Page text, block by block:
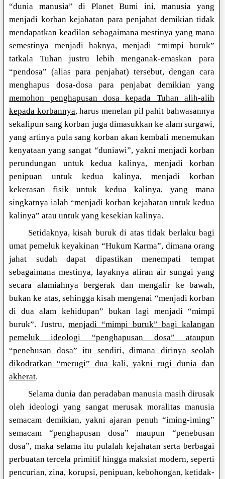
“dunia manusia” di Planet Bumi ini, manusia yang
menjadi korban kejahatan para penjahat demikian tidak
mendapatkan keadilan sebagaimana mestinya yang mana
semestinya menjadi haknya, menjadi “mimpi buruk”
tatkala Tuhan justru lebih menganak-emaskan para
“pendosa” (alias para penjahat) tersebut, dengan cara
menghapus dosa-dosa para penjabat demikian yang
memohon penghapusan dosa kepada Tuhan alih-alih
kepada korbannya, harus menelan pil pahit bahwasannya
sekalipun sang korban juga dimasukkan ke alam surgawi,
yang artinya pula sang korban akan kembali menemukan
kenyataan yang sangat “duniawi”, yakni menjadi korban
perundungan untuk kedua kalinya, menjadi korban
penipuan untuk kedua kalinya, menjadi korban
kekerasan fisik untuk kedua kalinya, yang mana
singkatnya ialah “menjadi korban kejahatan untuk kedua
kalinya” atau untuk yang kesekian kalinya.
Setidaknya, kisah buruk di atas tidak berlaku bagi
umat pemeluk keyakinan “Hukum Karma”, dimana orang
jahat sudah dapat dipastikan menempati tempat
sebagaimana mestinya, layaknya aliran air sungai yang
secara alamiahnya bergerak dan mengalir ke bawah,
bukan ke atas, sehingga kisah mengenai “menjadi korban
di dua alam kehidupan” bukan lagi menjadi “mimpi
buruk”. Justru,menjadi “mimpi buruk” bagi kalangan
pemeluk ideologi “penghapusan dosa” ataupun
“penebusan dosa” itu sendiri, dimana dirinya seolah
dikodratkan “merugi” dua kali, yakni rugi dunia dan
akherat.
Selama dunia dan peradaban manusia masih dirusak
oleh ideologi yang sangat merusak moralitas manusia
semacam demikian, yakni ajaran penuh “iming-iming”
semacam “penghapusan dosa” maupun “penebusan
dosa”, maka selama itu pulalah kejahatan serta berbagai
perbuatan tercela primitif hingga maksiat modern, seperti
pencurian, zina, korupsi, penipuan, kebohongan, ketidak-